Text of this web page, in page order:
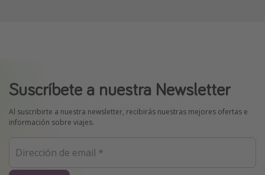
Suscríbete a nuestra Newsletter
Al suscribirte a nuestra newsletter, recibirás nuestras mejores ofertas e
información sobre viajes.